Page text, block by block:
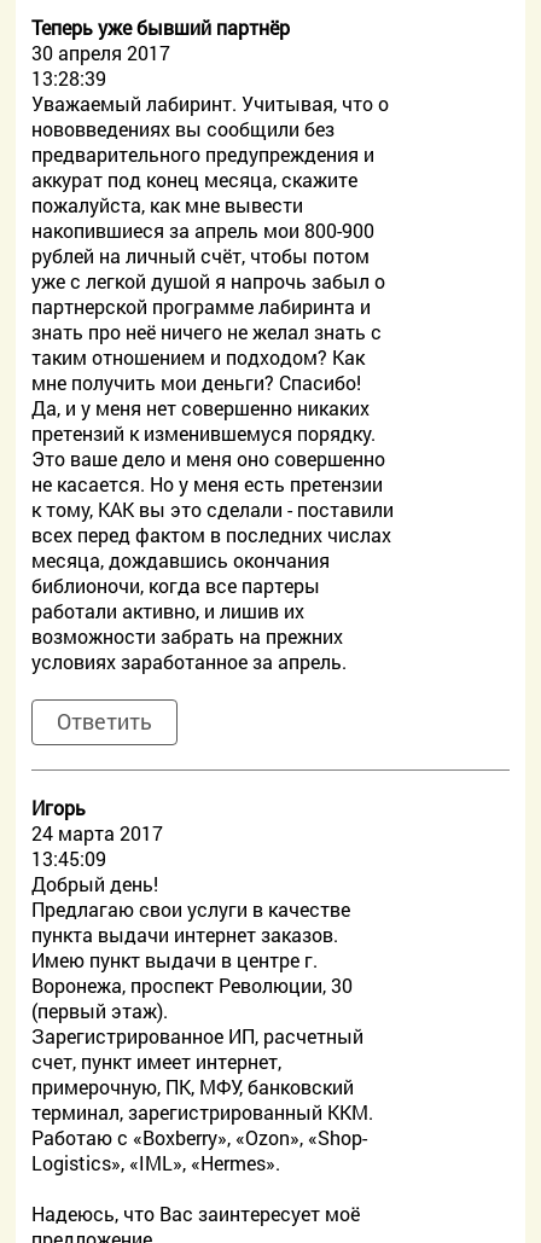
Теперь уже бывший партнёр
30 апреля 2017
13:28:39
Уважаемый лабиринт. Учитывая, что о
нововведениях вы сообщили без
предварительного предупреждения и
аккурат под конец месяца, скажите
пожалуйста, как мне вывести
накопившиеся за апрель мои 800-900
рублей на личный счёт, чтобы потом
уже с легкой душой я напрочь забыл о
партнерской программе лабиринта и
знать про неё ничего не желал знать с
таким отношением и подходом? Как
мне получить мои деньги? Спасибо!
Да, и у меня нет совершенно никаких
претензий к изменившемуся порядку.
Это ваше дело и меня оно совершенно
не касается. Но у меня есть претензии
к тому, КАК вы это сделали - поставили
всех перед фактом в последних числах
месяца, дождавшись окончания
библионочи, когда все партеры
работали активно, и лишив их
возможности забрать на прежних
условиях заработанное за апрель.
Ответить
Игорь
24 марта 2017
13:45:09
Добрый день!
Предлагаю свои услуги в качестве
пункта выдачи интернет заказов.
Имею пункт выдачи в центре г.
Воронежа, проспект Революции, 30
(первый этаж).
Зарегистрированное ИП, расчетный
счет, пункт имеет интернет,
примерочную, ПК, МФУ, банковский
терминал, зарегистрированный ККМ.
Работаю с «Boxberry», «Ozon», «Shop-
Logistics», «IML», «Hermes».
Надеюсь, что Вас заинтересует моё